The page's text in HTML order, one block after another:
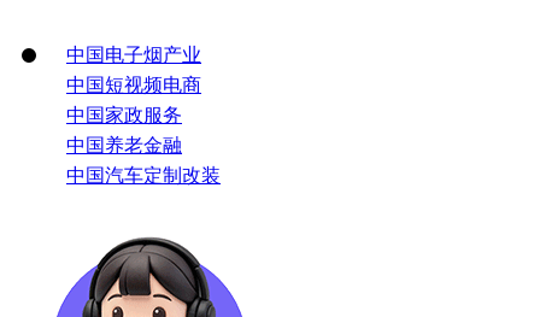
中国电子烟产业
中国短视频电商
中国家政服务
中国养老金融
中国汽车定制改装